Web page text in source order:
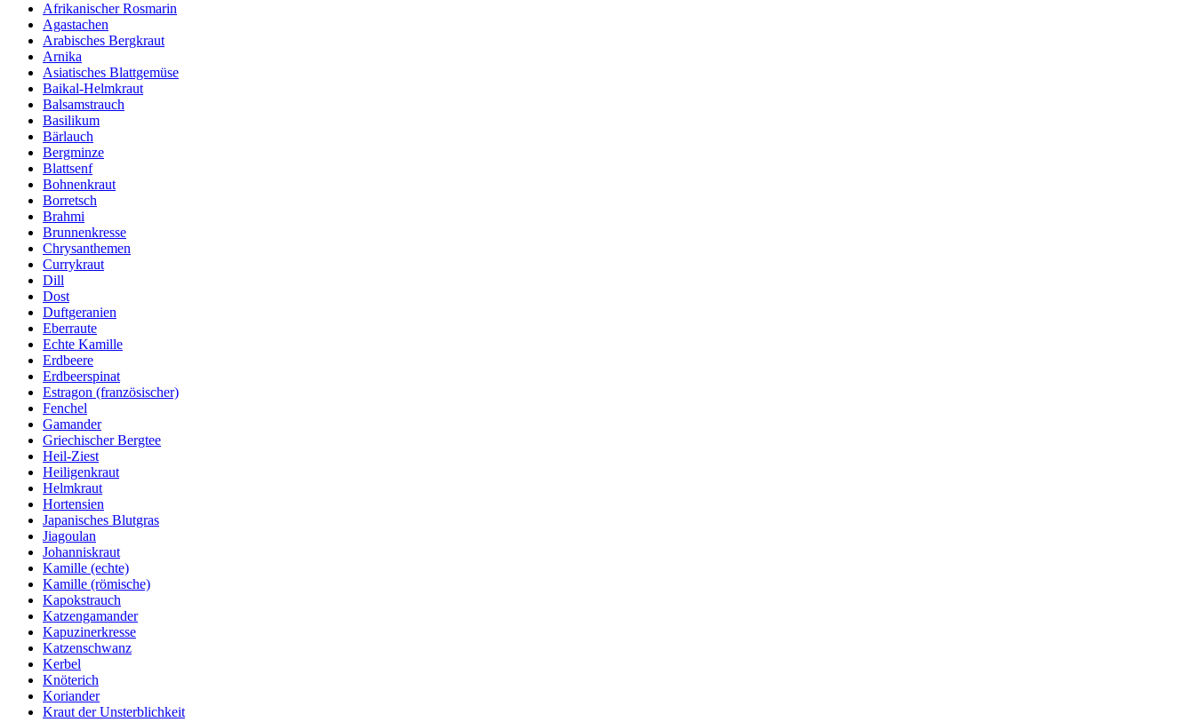
Afrikanischer Rosmarin
Agastachen
Arabisches Bergkraut
Arnika
Asiatisches Blattgemüse
Baikal-Helmkraut
Balsamstrauch
Basilikum
Bärlauch
Bergminze
Blattsenf
Bohnenkraut
Borretsch
Brahmi
Brunnenkresse
Chrysanthemen
Currykraut
Dill
Dost
Duftgeranien
Eberraute
Echte Kamille
Erdbeere
Erdbeerspinat
Estragon (französischer)
Fenchel
Gamander
Griechischer Bergtee
Heil-Ziest
Heiligenkraut
Helmkraut
Hortensien
Japanisches Blutgras
Jiagoulan
Johanniskraut
Kamille (echte)
Kamille (römische)
Kapokstrauch
Katzengamander
Kapuzinerkresse
Katzenschwanz
Kerbel
Knöterich
Koriander
Kraut der Unsterblichkeit